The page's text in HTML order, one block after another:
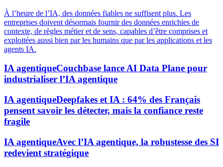
À l’heure de l’IA, des données fiables ne suffisent plus. Les
entreprises doivent désormais fournir des données enrichies de
contexte, de règles métier et de sens, capables d’être comprises et
exploitées aussi bien par les humains que par les applications et les
agents IA.
IA agentiqueCouchbase lance AI Data Plane pour
industrialiser l’IA agentique
IA agentiqueDeepfakes et IA : 64% des Français
pensent savoir les détecter, mais la confiance reste
fragile
IA agentiqueAvec l’IA agentique, la robustesse des SI
redevient stratégique